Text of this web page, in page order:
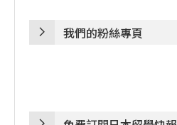
我們的粉絲專頁